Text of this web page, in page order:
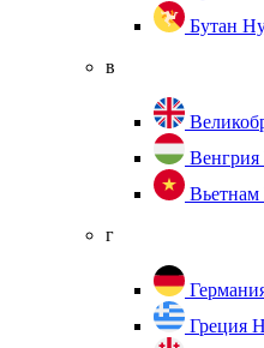
Бутан
в
Венгрия
Вьетнам
г
Греция